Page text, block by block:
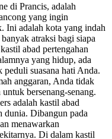
di Prancis, adalah
yang ingin
Ini adalah kota yang indah
atraksi bagi siapa
abad pertengahan
yang hidup, ada
suasana hati Anda.
anggaran, Anda tidak
bersenang-senang.
adalah kastil abad
dunia. Dibangun pada
menawarkan
Di dalam kastil